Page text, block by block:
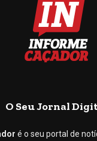
O Seu Jornal
é o seu portal de